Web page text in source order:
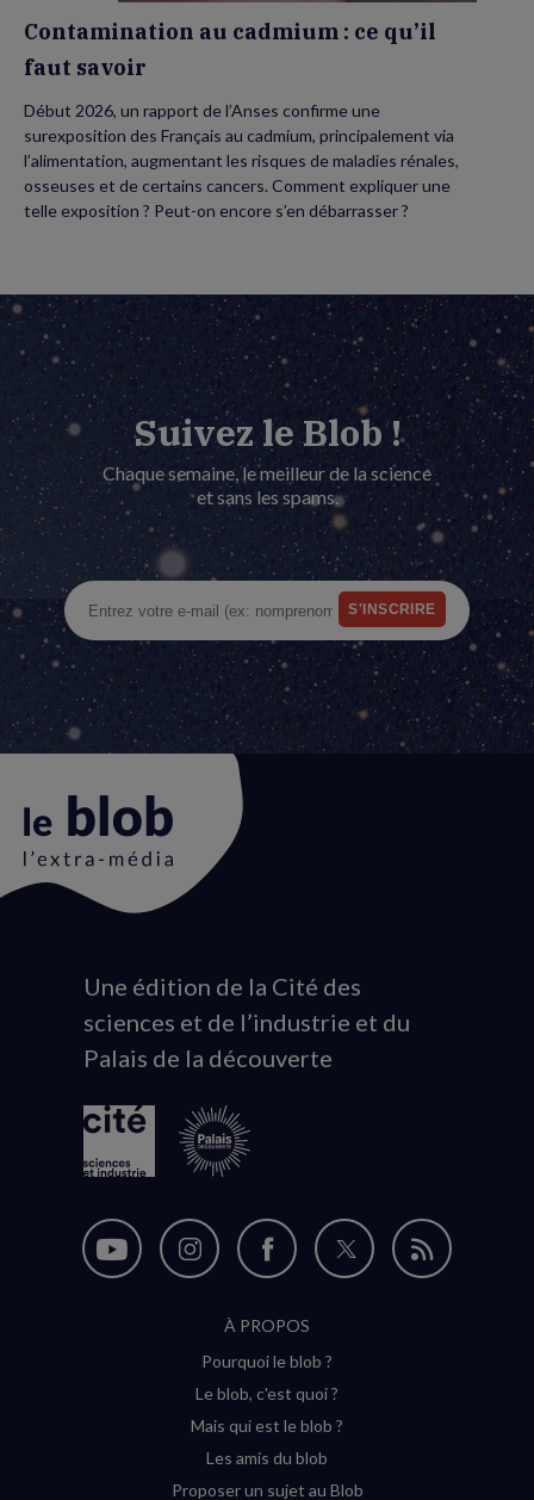
Contamination au cadmium : ce qu’il
faut savoir
Début 2026, un rapport de l’Anses confirme une
surexposition des Français au cadmium, principalement via
l’alimentation, augmentant les risques de maladies rénales,
osseuses et de certains cancers. Comment expliquer une
telle exposition ? Peut-on encore s’en débarrasser ?
Suivez le Blob !
Chaque semaine, le meilleur de la science
et sans les spams.
Animation
du
logo
Une édition de la Cité des
sciences et de l’industrie et du
Palais de la découverte
Nous
Nous
Instagram
(nouvelle
Nous
sur
Facebook
(nouvelle
Nous
Flux
À PROPOS
Pourquoi le blob ?
Le blob, c'est quoi ?
Mais qui est le blob ?
Les amis du blob
Proposer un sujet au Blob